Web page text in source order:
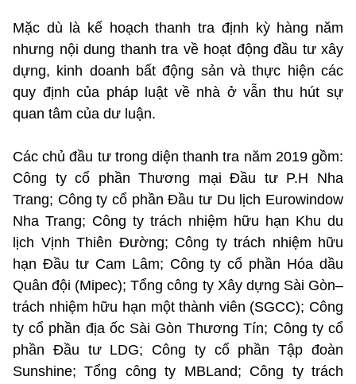
Mặc dù là kế hoạch thanh tra định kỳ hàng năm
nhưng nội dung thanh tra về hoạt động đầu tư xây
dựng, kinh doanh bất động sản và thực hiện các
quy định của pháp luật về nhà ở vẫn thu hút sự
quan tâm của dư luận.
Các chủ đầu tư trong diện thanh tra năm 2019 gồm:
Công ty cổ phần Thương mại Đầu tư P.H Nha
Trang; Công ty cổ phần Đầu tư Du lịch Eurowindow
Nha Trang; Công ty trách nhiệm hữu hạn Khu du
lịch Vịnh Thiên Đường; Công ty trách nhiệm hữu
hạn Đầu tư Cam Lâm; Công ty cổ phần Hóa dầu
Quân đội (Mipec); Tổng công ty Xây dựng Sài Gòn–
trách nhiệm hữu hạn một thành viên (SGCC); Công
ty cổ phần địa ốc Sài Gòn Thương Tín; Công ty cổ
phần Đầu tư LDG; Công ty cổ phần Tập đoàn
Sunshine; Tổng công ty MBLand; Công ty trách